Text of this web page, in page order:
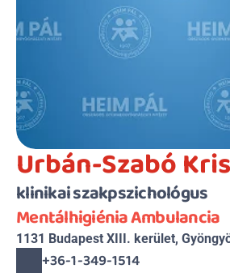
Urbán-Szabó
klinikai szakpszichológus
Mentálhigiénia Ambulancia
1131 Budapest XIII. kerület,
+36-1-349-1514